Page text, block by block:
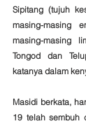
Sipitang (tujuh
masing-masing
masing-masing
Tongod dan
katanya dalam
Masidi berkata,
19 telah sembuh